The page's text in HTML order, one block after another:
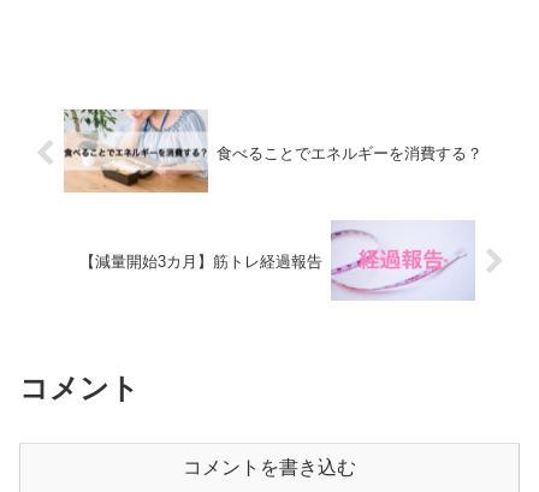
食べることでエネルギーを消費する？
【減量開始3カ月】筋トレ経過報告
コメント
コメントを書き込む